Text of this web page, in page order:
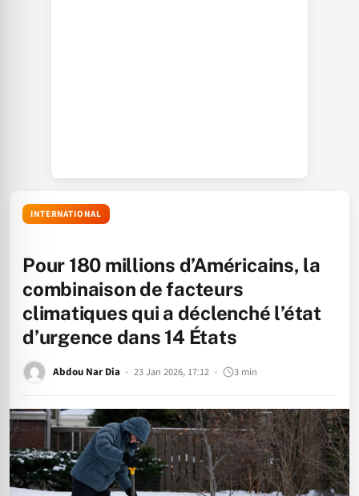
INTERNATIONAL
Pour 180 millions d’Américains, la
combinaison de facteurs
climatiques qui a déclenché l’état
d’urgence dans 14 États
Abdou Nar Dia 23 Jan 2026, 17:12 3 min